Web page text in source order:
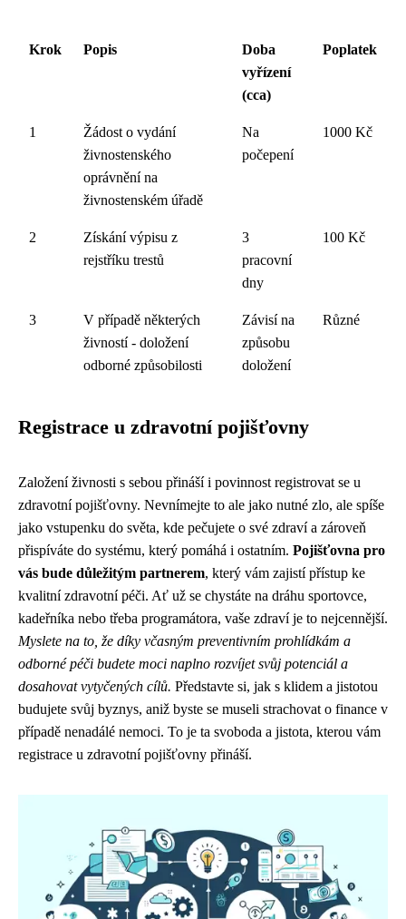
Krok Popis
Doba
vyřízení
(cca)
Poplatek
1
Žádost o vydání
živnostenského
oprávnění na
živnostenském úřadě
Na
počepení
1000 Kč
2
Získání výpisu z
rejstříku trestů
3
pracovní
dny
100 Kč
3
V případě některých
živností - doložení
odborné způsobilosti
Závisí na
způsobu
doložení
Různé
Registrace u zdravotní pojišťovny
Založení živnosti s sebou přináší i povinnost registrovat se u
zdravotní pojišťovny. Nevnímejte to ale jako nutné zlo, ale spíše
jako vstupenku do světa, kde pečujete o své zdraví a zároveň
přispíváte do systému, který pomáhá i ostatním. Pojišťovna pro
vás bude důležitým partnerem, který vám zajistí přístup ke
kvalitní zdravotní péči. Ať už se chystáte na dráhu sportovce,
kadeřníka nebo třeba programátora, vaše zdraví je to nejcennější.
Myslete na to, že díky včasným preventivním prohlídkám a
odborné péči budete moci naplno rozvíjet svůj potenciál a
dosahovat vytyčených cílů. Představte si, jak s klidem a jistotou
budujete svůj byznys, aniž byste se museli strachovat o finance v
případě nenadálé nemoci. To je ta svoboda a jistota, kterou vám
registrace u zdravotní pojišťovny přináší.